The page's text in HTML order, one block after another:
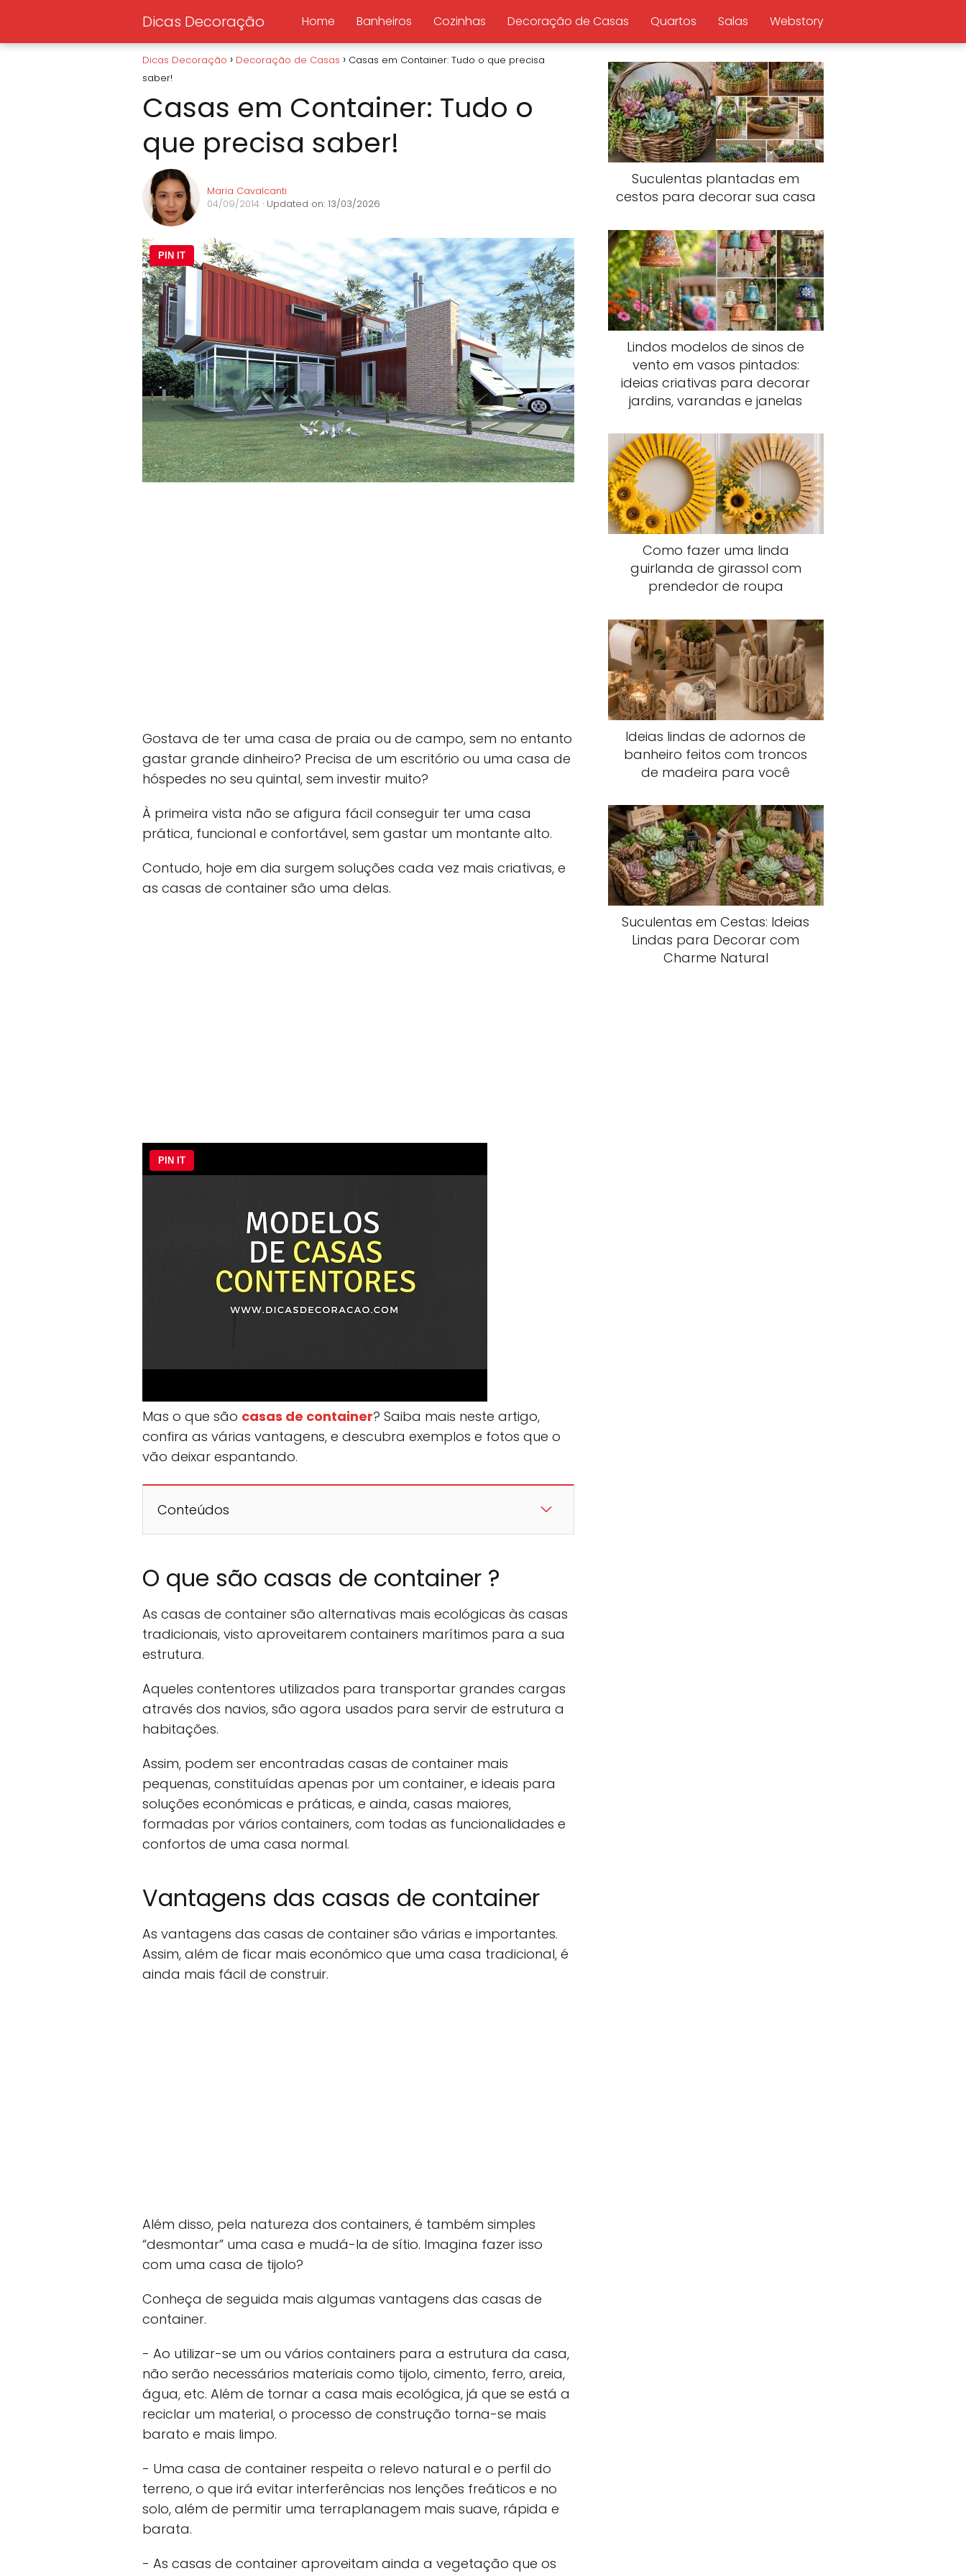
Dicas Decoração Home Banheiros Cozinhas Decoração de Casas Quartos Salas Webstory
Dicas Decoração Decoração de Casas
Casas em Container: Tudo o que precisa
saber!
Casas em Container: Tudo o
que precisa saber!
Maria Cavalcanti
04/09/2014 · Updated on: 13/03/2026
PIN IT
Gostava de ter uma casa de praia ou de campo, sem no entanto
gastar grande dinheiro? Precisa de um escritório ou uma casa de
hóspedes no seu quintal, sem investir muito?
À primeira vista não se afigura fácil conseguir ter uma casa
prática, funcional e confortável, sem gastar um montante alto.
Contudo, hoje em dia surgem soluções cada vez mais criativas, e
as casas de container são uma delas.
PIN IT
Mas o que são casas de container? Saiba mais neste artigo,
confira as várias vantagens, e descubra exemplos e fotos que o
vão deixar espantando.
Conteúdos
O que são casas de container ?
As casas de container são alternativas mais ecológicas às casas
tradicionais, visto aproveitarem containers marítimos para a sua
estrutura.
Aqueles contentores utilizados para transportar grandes cargas
através dos navios, são agora usados para servir de estrutura a
habitações.
Assim, podem ser encontradas casas de container mais
pequenas, constituídas apenas por um container, e ideais para
soluções económicas e práticas, e ainda, casas maiores,
formadas por vários containers, com todas as funcionalidades e
confortos de uma casa normal.
Vantagens das casas de container
As vantagens das casas de container são várias e importantes.
Assim, além de ficar mais económico que uma casa tradicional, é
ainda mais fácil de construir.
Além disso, pela natureza dos containers, é também simples
“desmontar” uma casa e mudá-la de sítio. Imagina fazer isso
com uma casa de tijolo?
Conheça de seguida mais algumas vantagens das casas de
container.
- Ao utilizar-se um ou vários containers para a estrutura da casa,
não serão necessários materiais como tijolo, cimento, ferro, areia,
água, etc. Além de tornar a casa mais ecológica, já que se está a
reciclar um material, o processo de construção torna-se mais
barato e mais limpo.
- Uma casa de container respeita o relevo natural e o perfil do
terreno, o que irá evitar interferências nos lenções freáticos e no
solo, além de permitir uma terraplanagem mais suave, rápida e
barata.
- As casas de container aproveitam ainda a vegetação que os
Suculentas plantadas em
cestos para decorar sua casa
Lindos modelos de sinos de
vento em vasos pintados:
ideias criativas para decorar
jardins, varandas e janelas
Como fazer uma linda
guirlanda de girassol com
prendedor de roupa
Ideias lindas de adornos de
banheiro feitos com troncos
de madeira para você
Suculentas em Cestas: Ideias
Lindas para Decorar com
Charme Natural